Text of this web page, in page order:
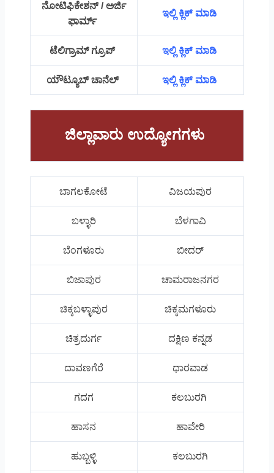
ನೋಟಿಫಿಕೇಶನ್ / ಅರ್ಜಿ
ಫಾರ್ಮ್
ಇಲ್ಲಿ ಕ್ಲಿಕ್ ಮಾಡಿ
ಟೆಲಿಗ್ರಾಮ್ ಗ್ರೂಪ್ ಇಲ್ಲಿ ಕ್ಲಿಕ್ ಮಾಡಿ
ಯೌಟ್ಯೂಬ್ ಚಾನೆಲ್ ಇಲ್ಲಿ ಕ್ಲಿಕ್ ಮಾಡಿ
ಜಿಲ್ಲಾವಾರು ಉದ್ಯೋಗಗಳು
ಬಾಗಲಕೋಟೆ ವಿಜಯಪುರ
ಬಳ್ಳಾರಿ ಬೆಳಗಾವಿ
ಬೆಂಗಳೂರು ಬೀದರ್
ಬಿಜಾಪುರ ಚಾಮರಾಜನಗರ
ಚಿಕ್ಕಬಳ್ಳಾಪುರ ಚಿಕ್ಕಮಗಳೂರು
ಚಿತ್ರದುರ್ಗ ದಕ್ಷಿಣ ಕನ್ನಡ
ದಾವಣಗೆರೆ ಧಾರವಾಡ
ಗದಗ ಕಲಬುರಗಿ
ಹಾಸನ ಹಾವೇರಿ
ಹುಬ್ಬಳ್ಳಿ ಕಲಬುರಗಿ